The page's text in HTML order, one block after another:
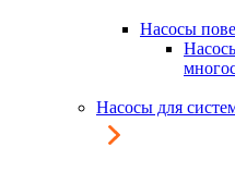
Насосы
Насосы для